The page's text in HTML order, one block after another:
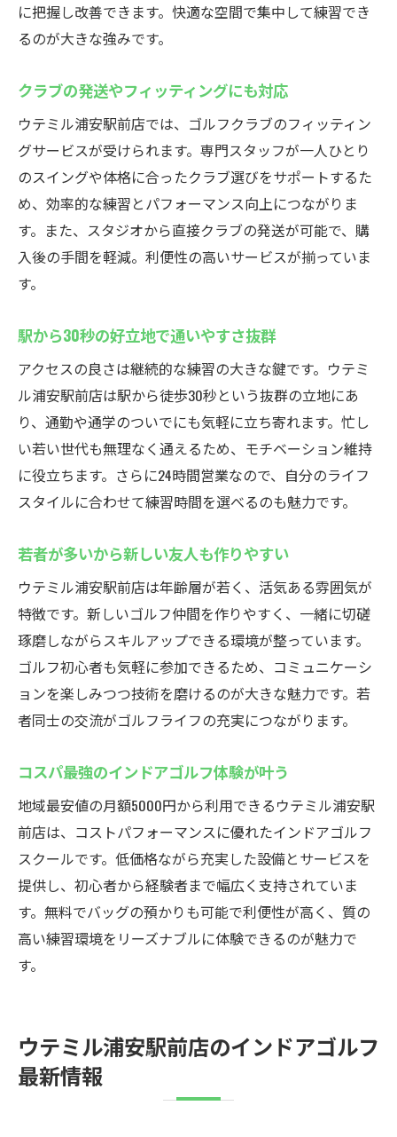
に把握し改善できます。快適な空間で集中して練習でき
るのが大きな強みです。
クラブの発送やフィッティングにも対応
ウテミル浦安駅前店では、ゴルフクラブのフィッティン
グサービスが受けられます。専門スタッフが一人ひとり
のスイングや体格に合ったクラブ選びをサポートするた
め、効率的な練習とパフォーマンス向上につながりま
す。また、スタジオから直接クラブの発送が可能で、購
入後の手間を軽減。利便性の高いサービスが揃っていま
す。
駅から30秒の好立地で通いやすさ抜群
アクセスの良さは継続的な練習の大きな鍵です。ウテミ
ル浦安駅前店は駅から徒歩30秒という抜群の立地にあ
り、通勤や通学のついでにも気軽に立ち寄れます。忙し
い若い世代も無理なく通えるため、モチベーション維持
に役立ちます。さらに24時間営業なので、自分のライフ
スタイルに合わせて練習時間を選べるのも魅力です。
若者が多いから新しい友人も作りやすい
ウテミル浦安駅前店は年齢層が若く、活気ある雰囲気が
特徴です。新しいゴルフ仲間を作りやすく、一緒に切磋
琢磨しながらスキルアップできる環境が整っています。
ゴルフ初心者も気軽に参加できるため、コミュニケーシ
ョンを楽しみつつ技術を磨けるのが大きな魅力です。若
者同士の交流がゴルフライフの充実につながります。
コスパ最強のインドアゴルフ体験が叶う
地域最安値の月額5000円から利用できるウテミル浦安駅
前店は、コストパフォーマンスに優れたインドアゴルフ
スクールです。低価格ながら充実した設備とサービスを
提供し、初心者から経験者まで幅広く支持されていま
す。無料でバッグの預かりも可能で利便性が高く、質の
高い練習環境をリーズナブルに体験できるのが魅力で
す。
ウテミル浦安駅前店のインドアゴルフ
最新情報